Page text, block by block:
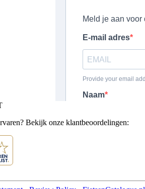
Bekijk onze klantbeoordelingen: